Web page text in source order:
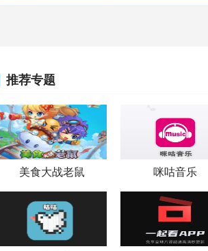
推荐专题
美食大战老鼠 咪咕音乐